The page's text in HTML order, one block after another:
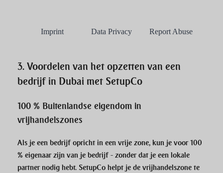
3. Voordelen van het opzetten van een
bedrijf in Dubai met SetupCo
100 % Buitenlandse eigendom in
vrijhandelszones
Als je een bedrijf opricht in een vrije zone, kun je voor 100
% eigenaar zijn van je bedrijf - zonder dat je een lokale
partner nodig hebt. SetupCo helpt je de vrijhandelszone te